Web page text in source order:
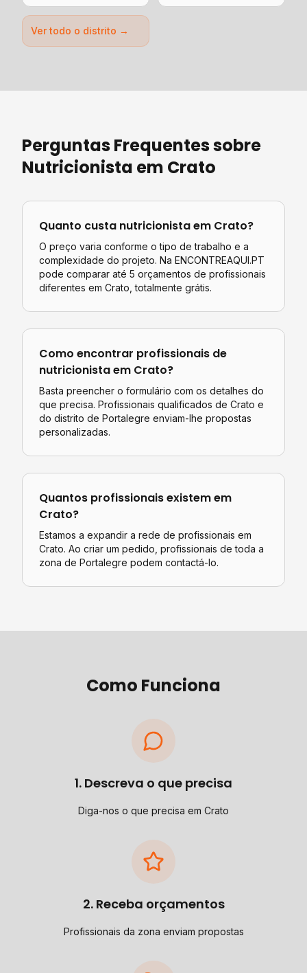
Ver todo o distrito →
Perguntas Frequentes sobre
Nutricionista em Crato
Quanto custa nutricionistaem Crato?
O preço varia conforme o tipo de trabalho e a
complexidade do projeto. Na ENCONTREAQUI.PT
pode comparar até 5 orçamentos de profissionais
diferentes em Crato , totalmente grátis.
Como encontrar profissionais de
nutricionistaem Crato?
Basta preencher o formulário com os detalhes do
que precisa. Profissionais qualificados de Crato e
do distrito de Portalegre enviam-lhe propostas
personalizadas.
Quantos profissionais existem em
Crato?
Estamos a expandir a rede de profissionais em
Crato. Ao criar um pedido, profissionais de toda a
zona de Portalegre podem contactá-lo.
Como Funciona
1. Descreva o que precisa
Diga-nos o que precisa em Crato
2. Receba orçamentos
Profissionais da zona enviam propostas